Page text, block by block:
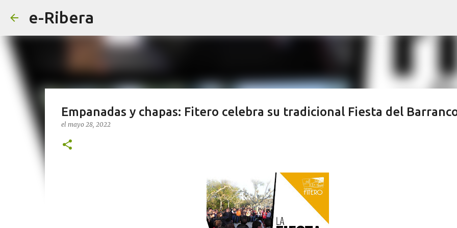
e-Ribera
Empanadas y chapas: Fitero celebra su tradicional Fiesta del
el mayo 28, 2022